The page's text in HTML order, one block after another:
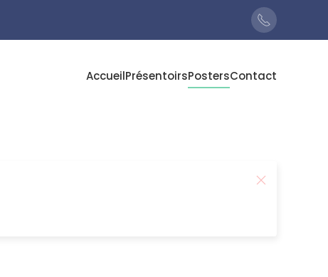
AccueilPrésentoirsPostersContact